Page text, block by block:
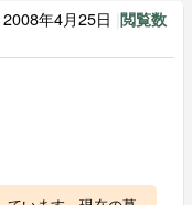
す
2008年4月25日 閲覧数